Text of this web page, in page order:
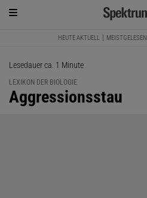
HEUTE AKTUELL MEISTGELESEN
Lesedauer ca. 1 Minute
LEXIKON DER BIOLOGIE
:
Aggressionsstau